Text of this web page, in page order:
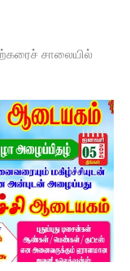
சாலையில்